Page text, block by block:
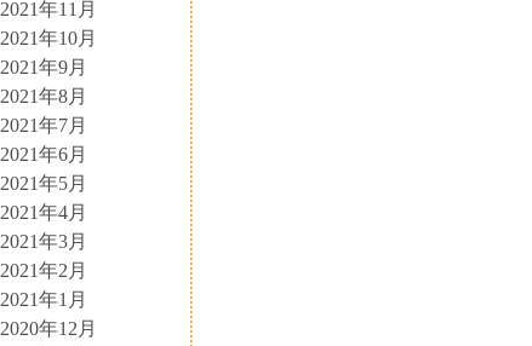
2021年11月
2021年10月
2021年9月
2021年8月
2021年7月
2021年6月
2021年5月
2021年4月
2021年3月
2021年2月
2021年1月
2020年12月